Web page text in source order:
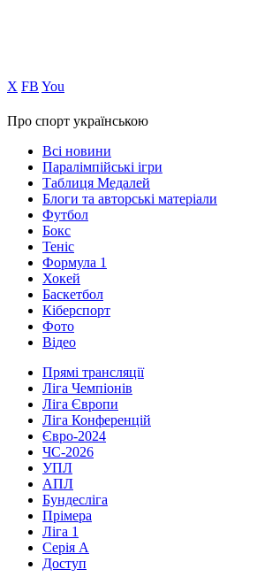
Х FB You
Про спорт українською
Всі новини
Паралімпійські ігри
Таблиця Медалей
Блоги та авторські матеріали
Футбол
Бокс
Теніс
Формула 1
Хокей
Баскетбол
Кіберспорт
Фото
Відео
Прямі трансляції
Ліга Чемпіонів
Ліга Європи
Ліга Конференцій
Євро-2024
ЧС-2026
УПЛ
АПЛ
Бундесліга
Прімера
Ліга 1
Серія А
Доступ